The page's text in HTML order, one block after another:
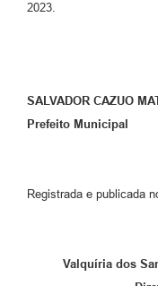
2023.
SALVADOR CAZUO
Prefeito Municipal
Registrada e publicada
Valquíria dos